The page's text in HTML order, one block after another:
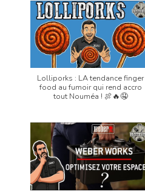
Lolliporks : LA tendance finger
food au fumoir qui rend accro
tout Nouméa ! 🍖🔥🤤